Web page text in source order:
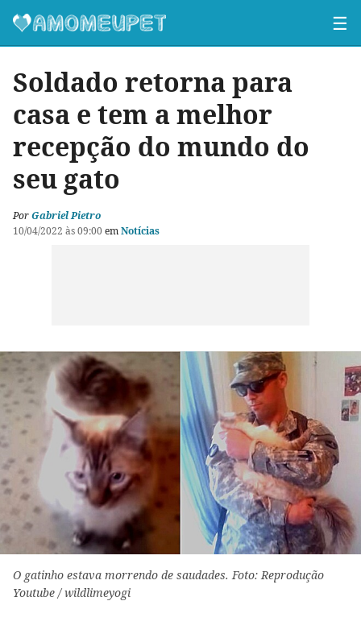
☰
Soldado retorna para
casa e tem a melhor
recepção do mundo do
seu gato
PorGabriel Pietro
10/04/2022 às 09:00 emNotícias
O gatinho estava morrendo de saudades. Foto: Reprodução
Youtube / wildlimeyogi